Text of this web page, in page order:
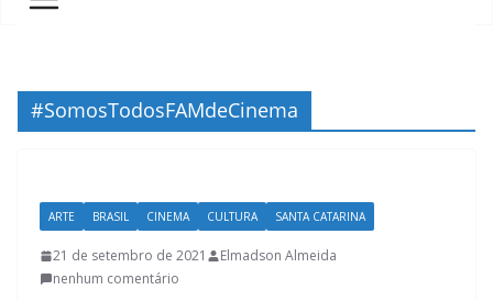
z
a
c
u
l
#SomosTodosFAMdeCinema
ARTE BRASIL CINEMA CULTURA SANTA CATARINA
21 de setembro de 2021
Elmadson Almeida
nenhum comentário